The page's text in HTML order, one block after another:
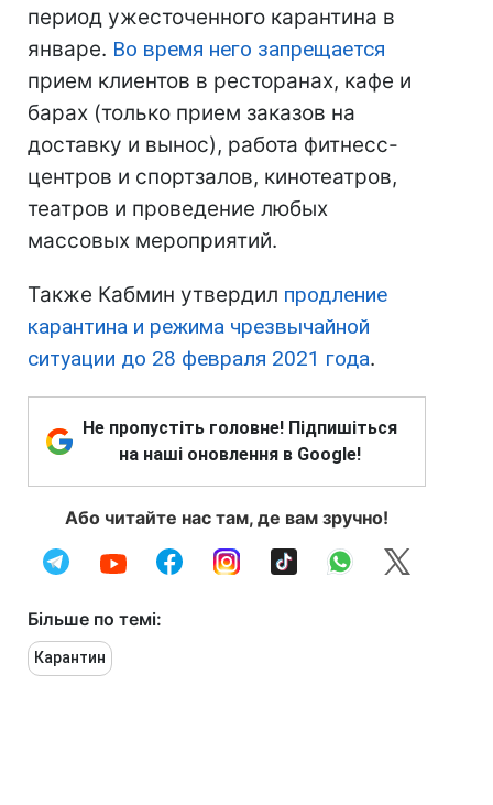
период ужесточенного карантина в
январе. Во время него запрещается
прием клиентов в ресторанах, кафе и
барах (только прием заказов на
доставку и вынос), работа фитнесс-
центров и спортзалов, кинотеатров,
театров и проведение любых
массовых мероприятий.
Также Кабмин утвердил продление
карантина и режима чрезвычайной
ситуации до 28 февраля 2021 года.
Не пропустіть головне! Підпишіться
на наші оновлення в Google!
Або читайте нас там, де вам зручно!
Більше по темі:
Карантин